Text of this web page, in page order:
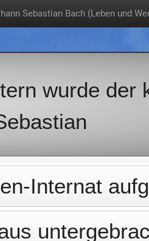
Sebastian Bach (Leben und
wurde der
Internat